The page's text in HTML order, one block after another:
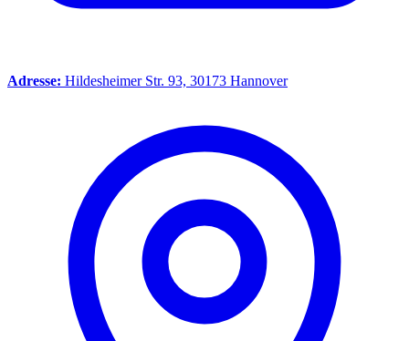
Adresse: Hildesheimer Str. 93, 30173 Hannover